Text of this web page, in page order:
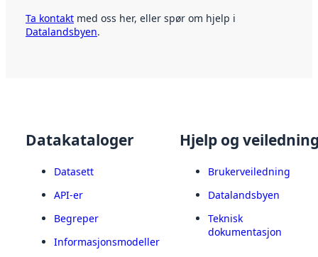
Ta kontakt med oss her, eller spør om hjelp i
Datalandsbyen.
Datakataloger
Datasett
API-er
Begreper
Informasjonsmodeller
Hjelp og
Brukerveiledning
Datalandsbyen
Teknisk
dokumentasjon